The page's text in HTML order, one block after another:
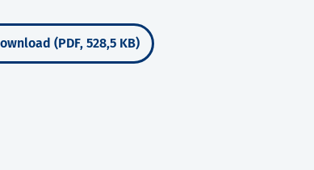
(PDF, 528,5 KB)